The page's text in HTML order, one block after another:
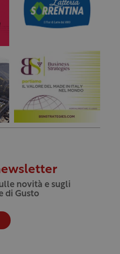
novità e sugli
di Gusto